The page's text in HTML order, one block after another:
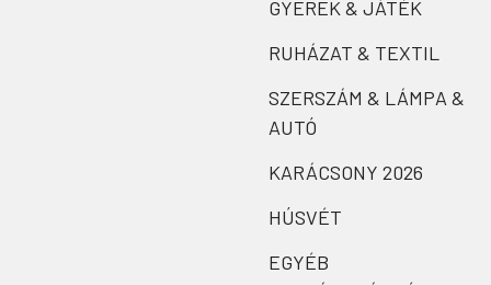
GYEREK & JÁTÉK
RUHÁZAT & TEXTIL
SZERSZÁM & LÁMPA &
AUTÓ
KARÁCSONY 2026
HÚSVÉT
EGYÉB